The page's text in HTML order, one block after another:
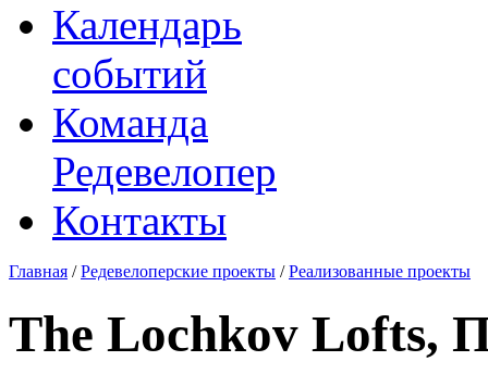
Календарь
событий
Команда
Редевелопер
Контакты
Главная /Редевелоперские проекты /Реализованные проекты
The Lochkov Lofts,